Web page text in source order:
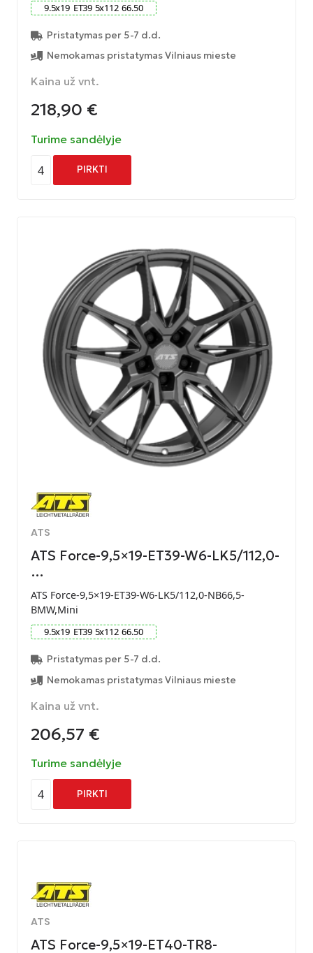
9.5x19 ET39 5x112 66.50
Pristatymas per 5-7 d.d.
Nemokamas pristatymas Vilniaus mieste
Kaina už vnt.
218,90 €
Turime sandėlyje
4 PIRKTI
ATS
ATS Force-9,5×19-ET39-W6-LK5/112,0-
…
ATS Force-9,5×19-ET39-W6-LK5/112,0-NB66,5-
BMW,Mini
9.5x19 ET39 5x112 66.50
Pristatymas per 5-7 d.d.
Nemokamas pristatymas Vilniaus mieste
Kaina už vnt.
206,57 €
Turime sandėlyje
4 PIRKTI
ATS
ATS Force-9,5×19-ET40-TR8-